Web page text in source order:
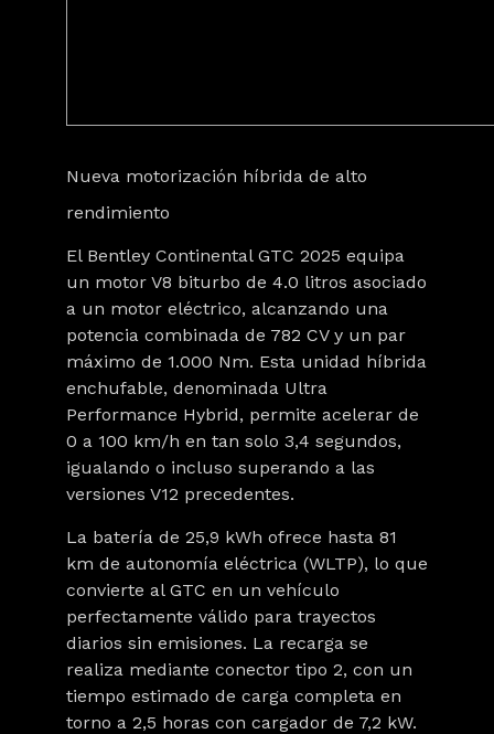
Nueva motorización híbrida de alto
rendimiento
El Bentley Continental GTC 2025 equipa
un motor V8 biturbo de 4.0 litros asociado
a un motor eléctrico, alcanzando una
potencia combinada de 782 CV y un par
máximo de 1.000 Nm. Esta unidad híbrida
enchufable, denominada Ultra
Performance Hybrid, permite acelerar de
0 a 100 km/h en tan solo 3,4 segundos,
igualando o incluso superando a las
versiones V12 precedentes.
La batería de 25,9 kWh ofrece hasta 81
km de autonomía eléctrica (WLTP), lo que
convierte al GTC en un vehículo
perfectamente válido para trayectos
diarios sin emisiones. La recarga se
realiza mediante conector tipo 2, con un
tiempo estimado de carga completa en
torno a 2,5 horas con cargador de 7,2 kW.